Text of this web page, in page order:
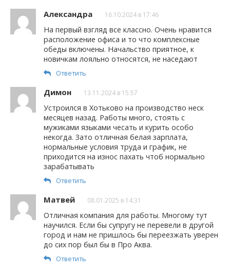
Александра 16.10.2024 в 17:46
На первый взгляд все классно. Очень нравится
расположение офиса и то что комплексные
обеды включены. Начальство приятное, к
новичкам лояльно относятся, не наседают
Ответить
Димон 13.11.2024 в 15:57
Устроился в Хотьково на производство неск
месяцев назад. Работы много, стоять с
мужиками языками чесать и курить особо
некогда. Зато отличная белая зарплата,
нормальные условия труда и график, не
приходится на износ пахать чтоб нормально
зарабатывать
Ответить
Матвей 08.01.2025 в 14:31
Отличная компания для работы. Многому тут
научился. Если бы супругу не перевели в другой
город и нам не пришлось бы переезжать уверен
до сих пор был бы в Про Аква.
Ответить